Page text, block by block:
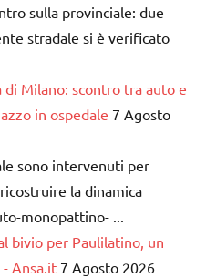
sulla provinciale: due
stradale si è verificato
Milano: scontro tra auto e
in ospedale 7 Agosto
sono intervenuti per
la dinamica
monopattino- ...
bivio per Paulilatino, un
Ansa.it 7 Agosto 2026